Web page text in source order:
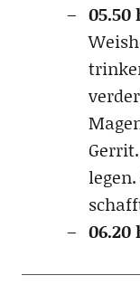
05.50
06.20